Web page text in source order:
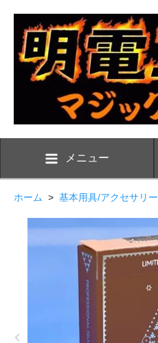
メニュー
ホーム > 基本用具/アクセサリー